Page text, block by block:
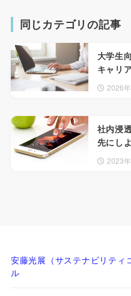
同じカテゴリの記事
大学生
キャリ
2026
社内浸
先にし
2023
安藤光展（サステナビリティ
ル